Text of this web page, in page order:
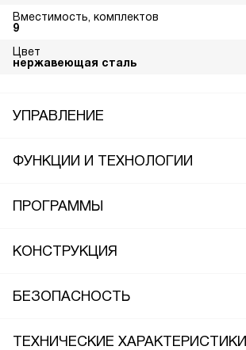
Вместимость, комплектов
9
Цвет
нержавеющая сталь
УПРАВЛЕНИЕ
ФУНКЦИИ И ТЕХНОЛОГИИ
ПРОГРАММЫ
КОНСТРУКЦИЯ
БЕЗОПАСНОСТЬ
ТЕХНИЧЕСКИЕ ХАРАКТЕРИСТИКИ